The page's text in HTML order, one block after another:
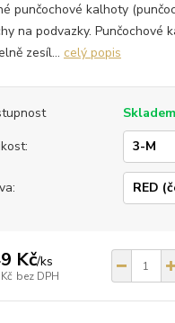
punčochové kalhoty
na podvazky. Punčochové
zesíl... celý popis
Kč/ks
bez DPH